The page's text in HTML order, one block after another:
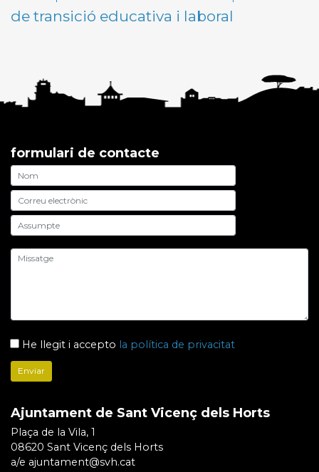
de transició educativa i laboral
formulari de contacte
He llegit i accepto la política de privacitat
Ajuntament de Sant Vicenç dels Horts
Plaça de la Vila, 1
08620 Sant Vicenç dels Horts
a/e ajuntament@svh.cat